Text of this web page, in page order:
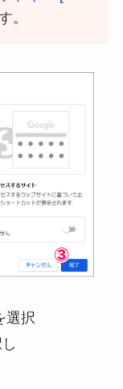
。
選択